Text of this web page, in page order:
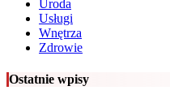
Uroda
Usługi
Wnętrza
Zdrowie
Ostatnie wpisy